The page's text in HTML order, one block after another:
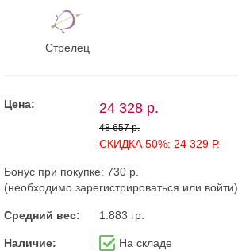
Стрелец
Цена: 24 328 р.
48 657 р.
СКИДКА 50%: 24 329 Р.
Бонус при покупке: 730 р.
(необходимо зарегистрироваться или войти)
Средний вес: 1.883 гр.
Наличие: На складе